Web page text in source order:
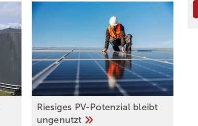
Riesiges PV-Potenzial bleibt
ungenutzt